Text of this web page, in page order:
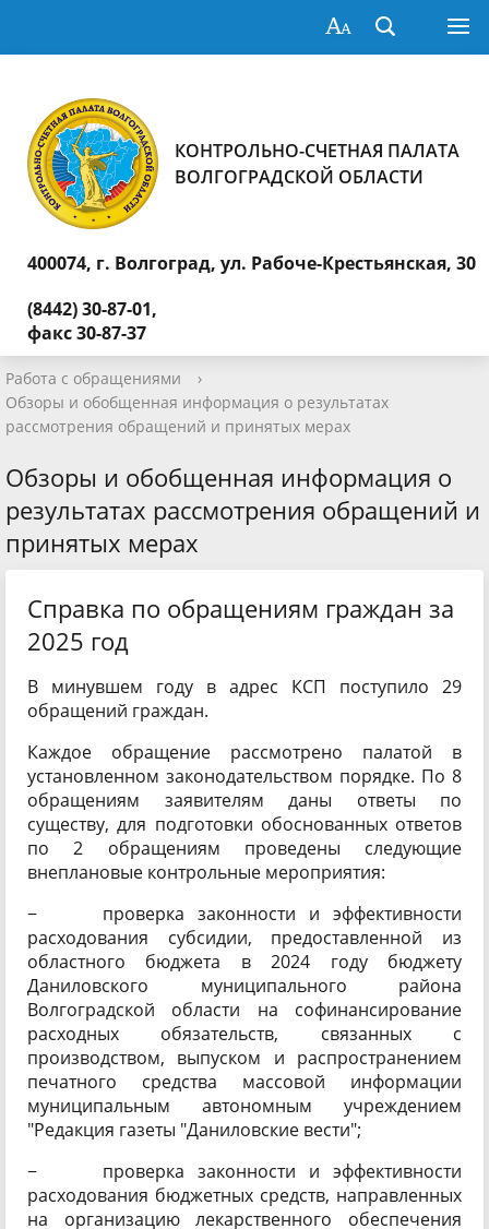
КОНТРОЛЬНО-СЧЕТНАЯ ПАЛАТА
ВОЛГОГРАДСКОЙ ОБЛАСТИ
400074, г. Волгоград, ул. Рабоче-Крестьянская, 30
(8442) 30-87-01,
факс 30-87-37
Работа с обращениями
›
Обзоры и обобщенная информация о результатах
рассмотрения обращений и принятых мерах
Обзоры и обобщенная информация о
результатах рассмотрения обращений и
принятых мерах
Справка по обращениям граждан за
2025 год
В минувшем году в адрес КСП поступило 29
обращений граждан.
Каждое обращение рассмотрено палатой в
установленном законодательством порядке. По 8
обращениям заявителям даны ответы по
существу, для подготовки обоснованных ответов
по 2 обращениям проведены следующие
внеплановые контрольные мероприятия:
− проверка законности и эффективности
расходования субсидии, предоставленной из
областного бюджета в 2024 году бюджету
Даниловского муниципального района
Волгоградской области на софинансирование
расходных обязательств, связанных с
производством, выпуском и распространением
печатного средства массовой информации
муниципальным автономным учреждением
"Редакция газеты "Даниловские вести";
− проверка законности и эффективности
расходования бюджетных средств, направленных
на организацию лекарственного обеспечения